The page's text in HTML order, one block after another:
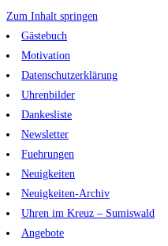
Zum Inhalt springen
Gästebuch
Motivation
Datenschutzerklärung
Uhrenbilder
Dankesliste
Newsletter
Fuehrungen
Neuigkeiten
Neuigkeiten-Archiv
Uhren im Kreuz – Sumiswald
Angebote